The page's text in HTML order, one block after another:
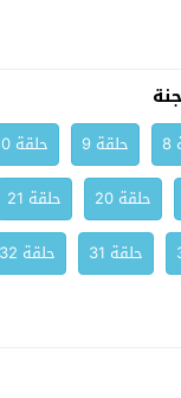
حلقة 9 حلقة 10
حلقة 20 حلقة 21
حلقة 31 حلقة 32